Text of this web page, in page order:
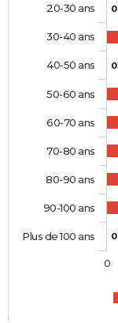
0
0
0
20-30 ans
30-40 ans
40-50 ans
50-60 ans
60-70 ans
70-80 ans
80-90 ans
90-100 ans
Plus de 100 ans
0